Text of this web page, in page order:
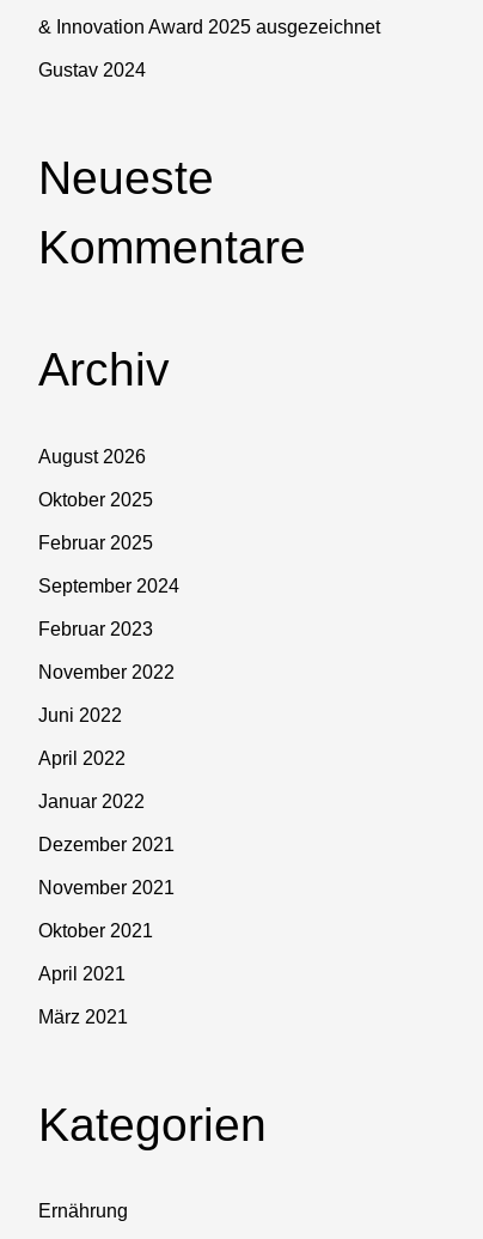
& Innovation Award 2025 ausgezeichnet
Gustav 2024
Neueste
Kommentare
Archiv
August 2026
Oktober 2025
Februar 2025
September 2024
Februar 2023
November 2022
Juni 2022
April 2022
Januar 2022
Dezember 2021
November 2021
Oktober 2021
April 2021
März 2021
Kategorien
Ernährung